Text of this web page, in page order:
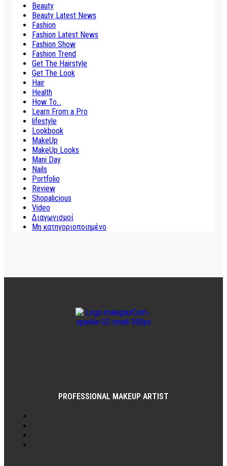
Beauty
Beauty Latest News
Fashion
Fashion Latest News
Fashion Show
Fashion Trend
Get The Hairstyle
Get The Look
Hair
Health
How To...
Learn From a Pro
lifestyle
Lookbook
MakeUp
MakeUp Looks
Mani Day
Nails
Portfolio
Review
Shopalicious
Video
Διαγωνισμοί
Μη κατηγοριοποιημένο
PROFESSIONAL MAKEUP ARTIST